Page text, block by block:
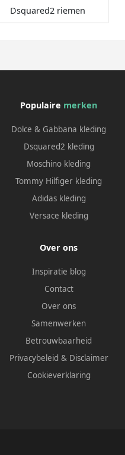
Dsquared2 riemen
Populaire merken
Dolce & Gabbana kleding
Dsquared2 kleding
Moschino kleding
Tommy Hilfiger kleding
Adidas kleding
Versace kleding
Over ons
Inspiratie blog
Contact
Over ons
Samenwerken
Betrouwbaarheid
Privacybeleid & Disclaimer
Cookieverklaring